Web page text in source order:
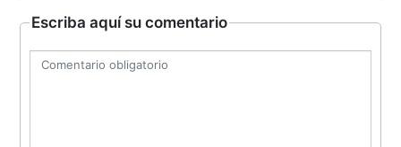
Escriba aquí su comentario